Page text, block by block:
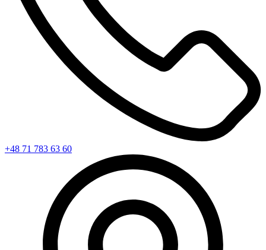
+48 71 783 63 60